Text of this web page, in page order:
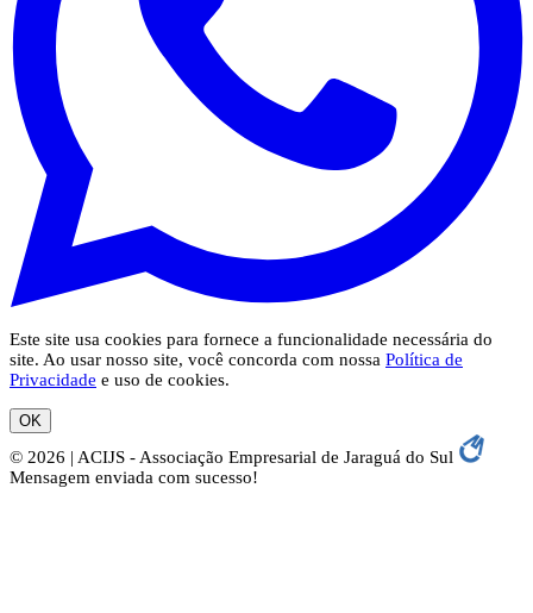
Este site usa cookies para fornece a funcionalidade necessária do
site. Ao usar nosso site, você concorda com nossa Política de
Privacidade e uso de cookies.
OK
© 2026 | ACIJS - Associação Empresarial de Jaraguá do Sul
Mensagem enviada com sucesso!